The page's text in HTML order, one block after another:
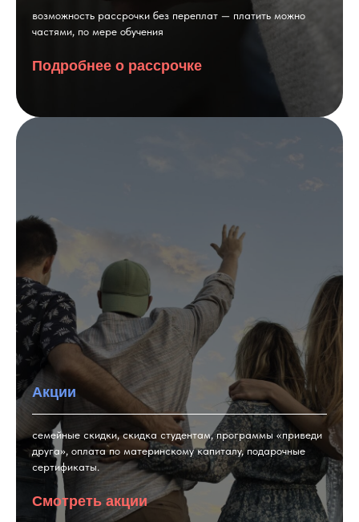
возможность рассрочки без переплат — платить можно
частями, по мере обучения
Подробнее о рассрочке
Акции
семейные скидки, скидка студентам, программы «приведи
друга», оплата по материнскому капиталу, подарочные
сертификаты.
Смотреть акции